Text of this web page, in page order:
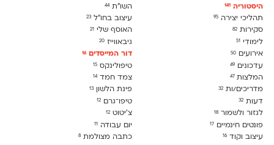
היסטוריה 141
תהליכי יצירה 95
סקירות 82
לימודִי 51
אירועים 50
עדכונים 49
המלצות47
מדריכים/ות 32
דעות 32
לגזור ולשמור 18
פונטים חינמיים 17
עיצוב וקוד 16
השו״ת44
עיצוב בחו"ל23
האוסף שלי21
גיבאווייז20
דור המייסדים16
טיפולינקס15
צמד חמד14
פינת הלשון13
טיפו־גרם12
צ׳יטוט12
יום עבודה11
כתבה מצולמת8